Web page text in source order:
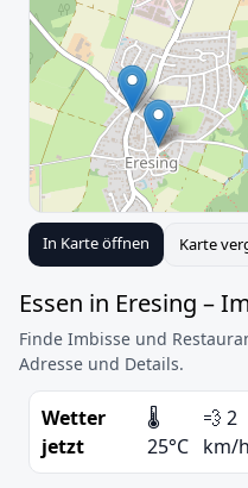
In Karte öffnen Karte
Essen in Eresing –
Finde Imbisse und
Adresse und Details.
Wetter
jetzt
🌡️
25°C
💨 2
km/h